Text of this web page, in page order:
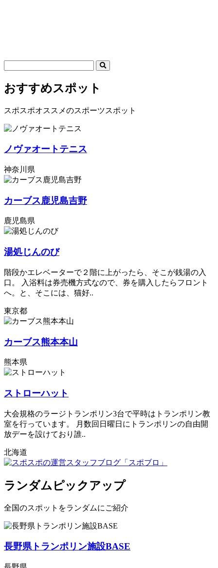
おすすめスポット
スポスポオススメのスポーツスポット
ノヴァオートテニス
神奈川県
カーブス鹿児島吉野
鹿児島県
湯処じんのび
階段かエレベーターで２階に上がったら、そこが銭湯の入
口。 入浴料は券売機方式なので、券を購入したらフロント
へ。と、そこには、猫好..
東京都
カーブス熊本本山
熊本県
ストローハット
大会規格のラージトランポリン3台で平時はトランポリン教
室を行っています。 月数回日曜日にトランポリンの自由開
放デーを設けており誰..
北海道
ランダムピックアップ
全国のスポットをランダムにご紹介
長野県トランポリン施設BASE